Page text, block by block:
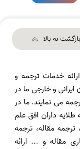
بازگشت به بالا
خدمات ترجمه و
و خارجی ما در
می نمایند. ما در
داران افق علم
مقاله، ترجمه
مقاله و ... ارائه